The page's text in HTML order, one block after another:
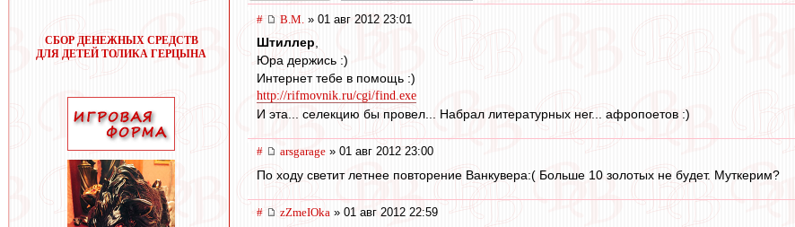
СБОР ДЕНЕЖНЫХ СРЕДСТВ
ДЛЯ ДЕТЕЙ ТОЛИКА ГЕРЦЫНА
# В.М. » 01 авг 2012 23:01
Штиллер,
Юра держись :)
Интернет тебе в помощь :)
http://rifmovnik.ru/cgi/find.exe
И эта... селекцию бы провел... Набрал литературных нег... афропоетов :)
# arsgarage » 01 авг 2012 23:00
По ходу светит летнее повторение Ванкувера:( Больше 10 золотых не будет. Муткерим?
# zZmeIOka » 01 авг 2012 22:59